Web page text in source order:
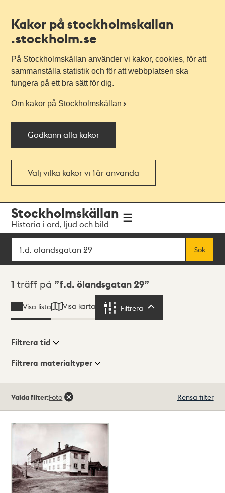
Kakor på stockholmskallan
.stockholm.se
På Stockholmskällan använder vi kakor, cookies, för att
sammanställa statistik och för att webbplatsen ska
fungera på ett bra sätt för dig.
Om kakor på Stockholmskällan
Godkänn alla kakor
Välj vilka kakor vi får använda
navigationen
huvudinnehållet
Stockholmskällan
Historia i ord, ljud och bild
Sök
Sök
Sökresultat
1 träff på f.d. ölandsgatan 29
Visa lista Visa karta Filtrera
Visningsläge
Filtrera tid
Filtrera materialtyper
träffar
Valda filter:Foto Rensa filter